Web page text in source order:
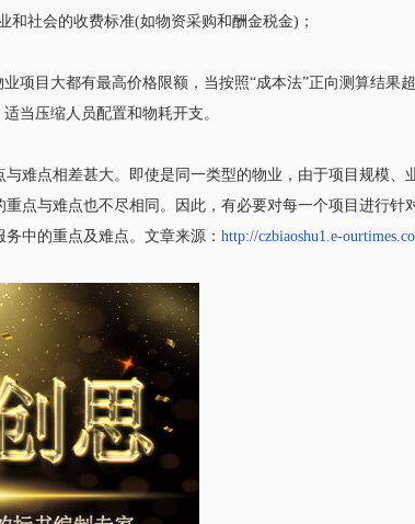
和社会的收费标准(如物资采购和酬金税金)；
项目大都有最高价格限额，当按照“成本法”正向测算结果
当压缩人员配置和物耗开支。
难点相差甚大。即使是同一类型的物业，由于项目规模、
点与难点也不尽相同。因此，有必要对每一个项目进行针
中的重点及难点。文章来源： http://czbiaoshu1.e-